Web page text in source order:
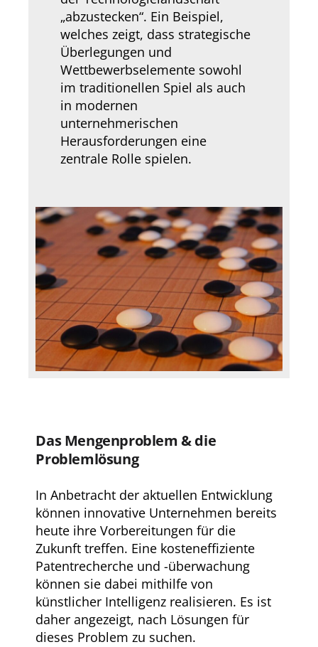
„abzustecken“. Ein Beispiel,
welches zeigt, dass strategische
Überlegungen und
Wettbewerbselemente sowohl
im traditionellen Spiel als auch
in modernen
unternehmerischen
Herausforderungen eine
zentrale Rolle spielen.
Das Mengenproblem & die
Problemlösung
In Anbetracht der aktuellen Entwicklung
können innovative Unternehmen bereits
heute ihre Vorbereitungen für die
Zukunft treffen. Eine kosteneffiziente
Patentrecherche und -überwachung
können sie dabei mithilfe von
künstlicher Intelligenz realisieren. Es ist
daher angezeigt, nach Lösungen für
dieses Problem zu suchen.